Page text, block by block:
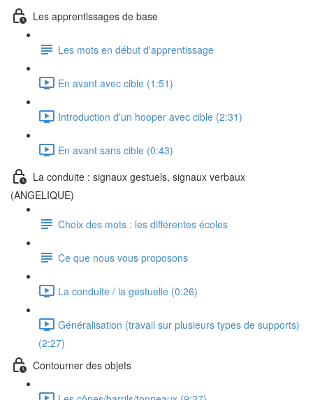
Les apprentissages de base
Les mots en début d'apprentissage
En avant avec cible (1:51)
Introduction d'un hooper avec cible (2:31)
En avant sans cible (0:43)
La conduite : signaux gestuels, signaux verbaux
(ANGELIQUE)
Choix des mots : les différentes écoles
Ce que nous vous proposons
La conduite / la gestuelle (0:26)
Généralisation (travail sur plusieurs types de supports)
(2:27)
Contourner des objets